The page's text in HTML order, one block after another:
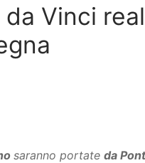
Vinci
saranno portate da